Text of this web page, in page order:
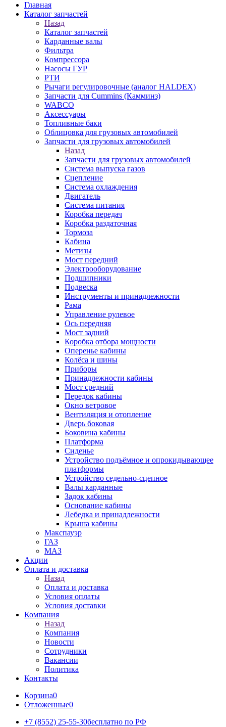
Главная
Каталог запчастей
Назад
Каталог запчастей
Карданные валы
Фильтра
Компрессора
Насосы ГУР
РТИ
Рычаги регулировочные (аналог HALDEX)
Запчасти для Cummins (Камминз)
WABCO
Аксессуары
Топливные баки
Облицовка для грузовых автомобилей
Запчасти для грузовых автомобилей
Назад
Запчасти для грузовых автомобилей
Система выпуска газов
Сцепление
Система охлаждения
Двигатель
Система питания
Коробка передач
Коробка раздаточная
Тормоза
Кабина
Метизы
Мост передний
Электрооборудование
Подшипники
Подвеска
Инструменты и принадлежности
Рама
Управление рулевое
Ось передняя
Мост задний
Коробка отбора мощности
Оперенье кабины
Колёса и шины
Приборы
Принадлежности кабины
Мост средний
Передок кабины
Окно ветровое
Вентиляция и отопление
Дверь боковая
Боковина кабины
Платформа
Сиденье
Устройство подъёмное и опрокидывающее
платформы
Устройство седельно-сцепное
Валы карданные
Задок кабины
Основание кабины
Лебедка и принадлежности
Крыша кабины
Макспауэр
ГАЗ
МАЗ
Акции
Оплата и доставка
Назад
Оплата и доставка
Условия оплаты
Условия доставки
Компания
Назад
Компания
Новости
Сотрудники
Вакансии
Политика
Контакты
Корзина0
Отложенные0
+7 (8552) 25-55-30бесплатно по РФ